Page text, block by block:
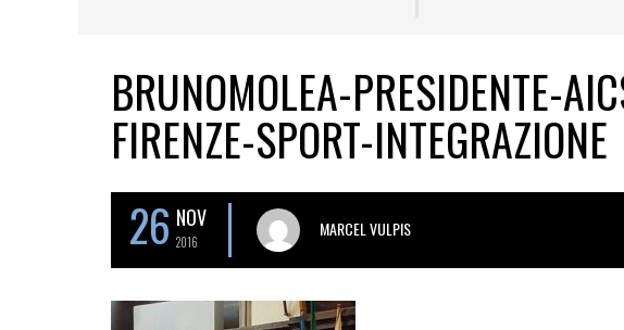
BRUNOMOLEA-PRESIDENTE-
FIRENZE-SPORT-INTEGRAZIONE
26 NOV
2016
MARCEL VULPIS